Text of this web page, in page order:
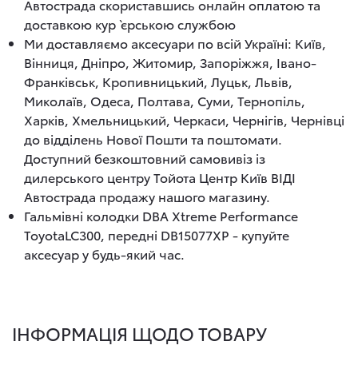
Автострада скориставшись онлайн оплатою та
доставкою кур`єрською службою
Ми доставляємо аксесуари по всій Україні: Київ,
Вінниця, Дніпро, Житомир, Запоріжжя, Івано-
Франківськ, Кропивницький, Луцьк, Львів,
Миколаїв, Одеса, Полтава, Суми, Тернопіль,
Харків, Хмельницький, Черкаси, Чернігів, Чернівці
до відділень Нової Пошти та поштомати.
Доступний безкоштовний самовивіз із
дилерського центру Тойота Центр Київ ВІДІ
Автострада продажу нашого магазину.
Гальмівні колодки DBA Xtreme Performance
ToyotaLC300, переднi DB15077XP - купуйте
аксесуар у будь-який час.
ІНФОРМАЦІЯ ЩОДО ТОВАРУ